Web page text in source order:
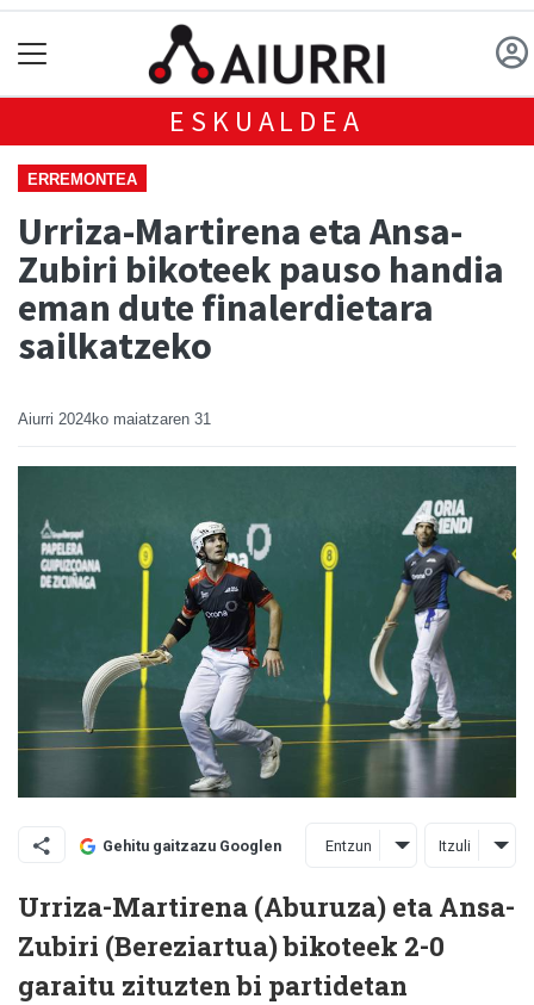
ESKUALDEA
ERREMONTEA
Urriza-Martirena eta Ansa-
Zubiri bikoteek pauso handia
eman dute finalerdietara
sailkatzeko
Aiurri 2024ko maiatzaren 31
Gehitu gaitzazu Googlen Entzun Itzuli
Urriza-Martirena (Aburuza) eta Ansa-
Zubiri (Bereziartua) bikoteek 2-0
garaitu zituzten bi partidetan